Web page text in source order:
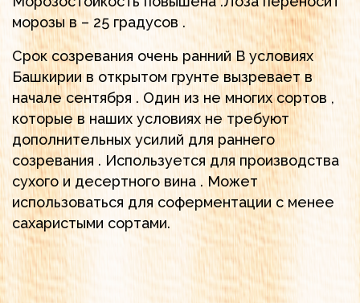
морозы в – 25 градусов .
Срок созревания очень ранний В условиях
Башкирии в открытом грунте вызревает в
начале сентября . Один из не многих сортов ,
которые в наших условиях не требуют
дополнительных усилий для раннего
созревания . Используется для производства
сухого и десертного вина . Может
использоваться для соферментации с менее
сахаристыми сортами.